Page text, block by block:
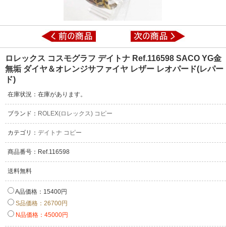
ロレックス コスモグラフ デイトナ Ref.116598 SACO YG金
無垢 ダイヤ＆オレンジサファイヤ レザー レオパード(レパー
ド)
在庫状況：在庫があります。
ブランド： ROLEX(ロレックス) コピー
カテゴリ： デイトナ コピー
商品番号：Ref.116598
送料無料
A品価格：15400円
S品価格：26700円
N品価格：45000円